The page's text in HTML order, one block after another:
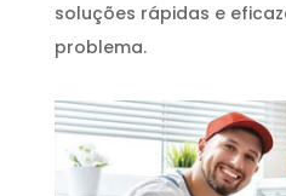
soluções rápidas e
problema.